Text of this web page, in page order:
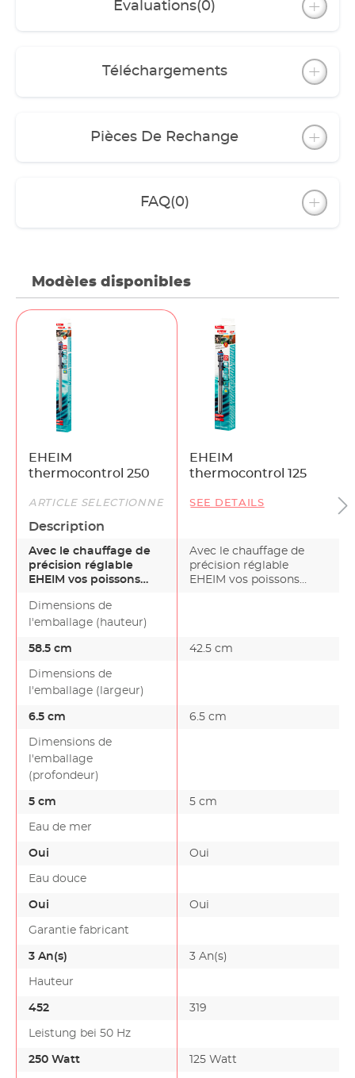
Évaluations(0)
Téléchargements
Pièces De Rechange
FAQ(0)
Modèles disponibles
EHEIM
thermocontrol 250
EHEIM
thermocontrol 125
ARTICLE SÉLECTIONNÉ SEE DETAILS
Description
Avec le chauffage de
précision réglable
EHEIM vos poissons
tempéra…
Avec le chauffage de
précision réglable
EHEIM vos poissons
Dimensions de
l'emballage (hauteur)
58.5 cm 42.5 cm
Dimensions de
l'emballage (largeur)
6.5 cm 6.5 cm
Dimensions de
l'emballage
(profondeur)
5 cm 5 cm
Eau de mer
Oui Oui
Eau douce
Oui Oui
Garantie fabricant
3 An(s) 3 An(s)
Hauteur
452 319
Leistung bei 50 Hz
250 Watt 125 Watt